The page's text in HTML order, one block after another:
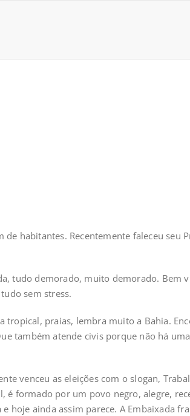
de habitantes. Recentemente faleceu seu
tudo demorado, muito demorado. Bem
sem stress.
tropical, praias, lembra muito a Bahia.
também atende civis porque não há
venceu as eleições com o slogan,
é formado por um povo negro, alegre,
hoje ainda assim parece. A Embaixada